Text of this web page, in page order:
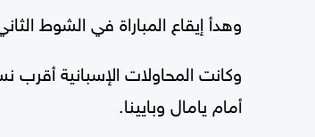
وهدأ إيقاع المباراة في الشوط
وكانت المحاولات الإسبانية
أمام يامال وبايينا.